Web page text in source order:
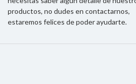
productos, no dudes en contactarnos,
estaremos felices de poder ayudarte.